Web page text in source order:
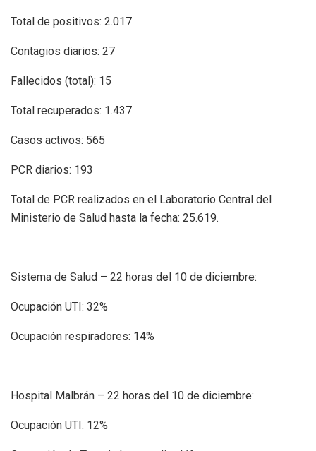
Total de positivos: 2.017
Contagios diarios: 27
Fallecidos (total): 15
Total recuperados: 1.437
Casos activos: 565
PCR diarios: 193
Total de PCR realizados en el Laboratorio Central del
Ministerio de Salud hasta la fecha: 25.619.
Sistema de Salud – 22 horas del 10 de diciembre:
Ocupación UTI: 32%
Ocupación respiradores: 14%
Hospital Malbrán – 22 horas del 10 de diciembre:
Ocupación UTI: 12%